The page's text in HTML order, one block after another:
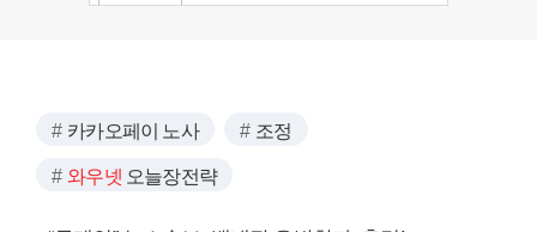
카카오페이 노사 조정
와우넷 오늘장전략